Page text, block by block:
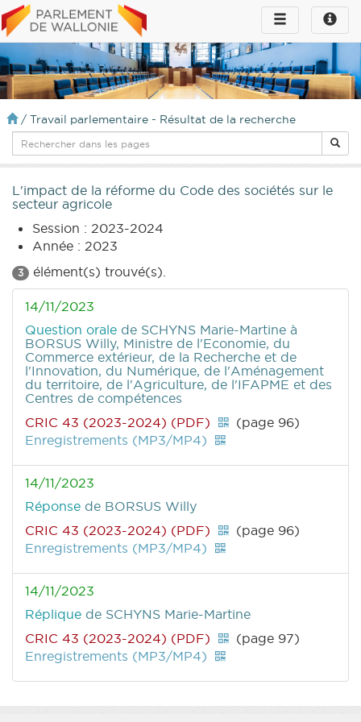
Toggle
infos
Toggle
navigation
/ Travail parlementaire - Résultat de la recherche
L'impact de la réforme du Code des sociétés sur le
secteur agricole
Session : 2023-2024
Année : 2023
3 élément(s) trouvé(s).
14/11/2023
Question orale de SCHYNS Marie-Martine à
BORSUS Willy, Ministre de l'Economie, du
Commerce extérieur, de la Recherche et de
l'Innovation, du Numérique, de l'Aménagement
du territoire, de l'Agriculture, de l'IFAPME et des
Centres de compétences
CRIC 43 (2023-2024) (PDF)
(page 96)
Enregistrements (MP3/MP4)
14/11/2023
Réponse de BORSUS Willy
CRIC 43 (2023-2024) (PDF)
(page 96)
Enregistrements (MP3/MP4)
14/11/2023
Réplique de SCHYNS Marie-Martine
CRIC 43 (2023-2024) (PDF)
(page 97)
Enregistrements (MP3/MP4)